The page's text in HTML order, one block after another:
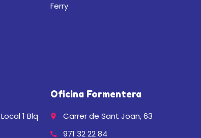
Ferry
1 Blq
Oficina Formentera
place Carrer de Sant Joan, 63
call 971 32 22 84